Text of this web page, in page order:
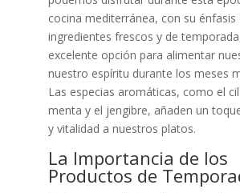
cocina mediterránea, con su énfasis
ingredientes frescos y de
excelente opción para alimentar
nuestro espíritu durante los meses
Las especias aromáticas, como el
menta y el jengibre, añaden un
y vitalidad a nuestros platos.
La Importancia de los
Productos de